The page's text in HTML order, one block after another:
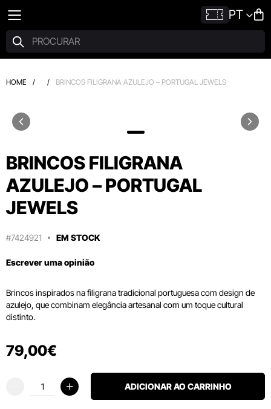
PT
HOME / / BRINCOS FILIGRANA AZULEJO – PORTUGAL JEWELS
BRINCOS FILIGRANA
AZULEJO – PORTUGAL
JEWELS
#7424921 EM STOCK
Escrever uma opinião
Brincos inspirados na filigrana tradicional portuguesa com design de
azulejo, que combinam elegância artesanal com um toque cultural
distinto.
79,00€
ADICIONAR AO CARRINHO